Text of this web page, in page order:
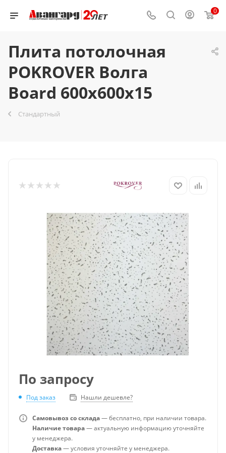
0
Плита потолочная
POKROVER Волга
Board 600х600х15
Стандартный
По запросу
Под заказ Нашли дешевле?
Самовывоз со склада— бесплатно, при наличии товара.
Наличие товара— актуальную информацию уточняйте
у менеджера.
Доставка— условия уточняйте у менеджера.